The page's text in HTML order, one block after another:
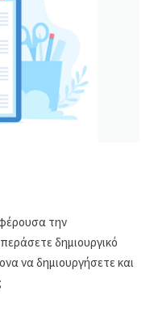
την
δημιουργικό
να δημιουργήσετε και